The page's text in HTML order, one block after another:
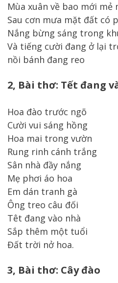
Mùa xuân về bao mới mẻ
Sau cơn mưa mặt đất có
Nắng bừng sáng trong
Và tiếng cười đang ở lại
nồi bánh đang reo
2, Bài thơ: Tết đang
Hoa đào trước ngõ
Cười vui sáng hồng
Hoa mai trong vườn
Rung rinh cánh trắng
Sân nhà đầy nắng
Mẹ phơi áo hoa
Em dán tranh gà
Ông treo câu đối
Têt đang vào nhà
Sắp thêm một tuổi
Đất trời nở hoa.
3, Bài thơ: Cây đào